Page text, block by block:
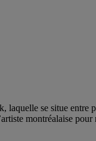
se situe
montréalaise